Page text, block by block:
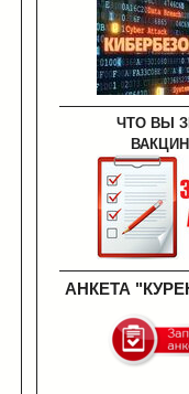
ЧТО ВЫ
АНКЕТА